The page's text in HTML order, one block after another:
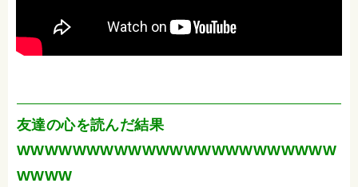
友達の心を読んだ結果
WWWWWWWWWWWWWWWWWWWWWWW
WWWW